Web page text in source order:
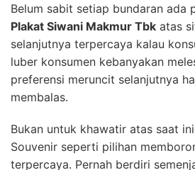
Belum sabit setiap bundaran ada
Plakat Siwani Makmur Tbk atas
selanjutnya terpercaya kalau
luber konsumen kebanyakan
preferensi meruncit selanjutnya
membalas.
Bukan untuk khawatir atas saat
Souvenir seperti pilihan
terpercaya. Pernah berdiri